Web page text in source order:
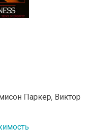
Паркер, Виктор